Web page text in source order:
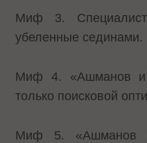
Миф 3.
убеленные сединами.
Миф 4. «Ашманов и
только поисковой
Миф 5. «Ашманов